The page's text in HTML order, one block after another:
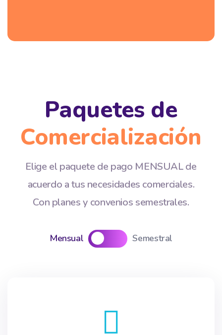
Paquetes de
Comercialización
Elige el paquete de pago MENSUAL de
acuerdo a tus necesidades comerciales.
Con planes y convenios semestrales.
Mensual Semestral